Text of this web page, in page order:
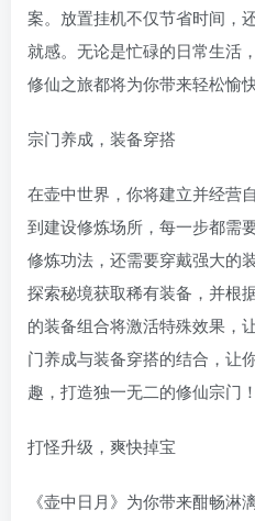
案。放置挂机不仅节省时间，
就感。无论是忙碌的日常生活
修仙之旅都将为你带来轻松愉
宗门养成，装备穿搭
在壶中世界，你将建立并经营
到建设修炼场所，每一步都需
修炼功法，还需要穿戴强大的
探索秘境获取稀有装备，并根
的装备组合将激活特殊效果，
门养成与装备穿搭的结合，让
趣，打造独一无二的修仙宗门！
打怪升级，爽快掉宝
《壶中日月》为你带来酣畅淋